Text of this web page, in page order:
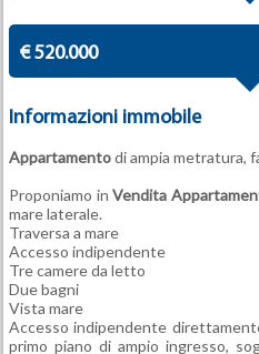
€ 520.000
Informazioni immobile
Appartamentodi ampia metratura,
Proponiamo inVendita
mare laterale.
Traversa a mare
Accesso indipendente
Tre camere da letto
Due bagni
Vista mare
Accesso indipendente
primo piano di ampio ingresso,